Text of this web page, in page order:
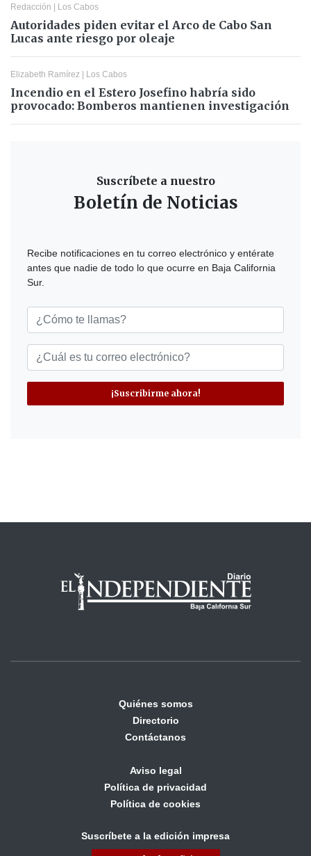
Redacción Los Cabos
Autoridades piden evitar el Arco de Cabo San
Lucas ante riesgo por oleaje
Elizabeth Ramírez Los Cabos
Incendio en el Estero Josefino habría sido
provocado: Bomberos mantienen investigación
Suscríbete a nuestro
Boletín de Noticias
Recibe notificaciones en tu correo electrónico y entérate
antes que nadie de todo lo que ocurre en Baja California
Sur.
¡Suscribirme ahora!
Quiénes somos
Directorio
Contáctanos
Aviso legal
Política de privacidad
Política de cookies
Suscríbete a la edición impresa